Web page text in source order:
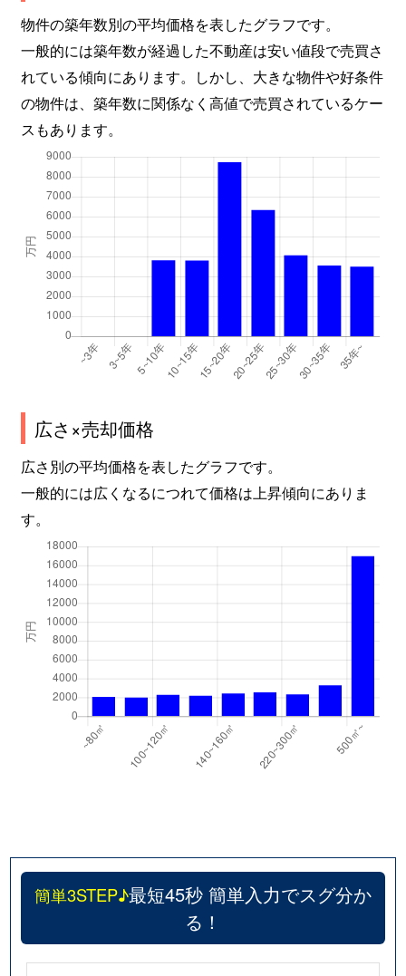
物件の築年数別の平均価格を表したグラフです。
一般的には築年数が経過した不動産は安い値段で売買さ
れている傾向にあります。しかし、大きな物件や好条件
の物件は、築年数に関係なく高値で売買されているケー
スもあります。
広さ×売却価格
広さ別の平均価格を表したグラフです。
一般的には広くなるにつれて価格は上昇傾向にありま
す。
簡単3STEP♪最短45秒 簡単入力でスグ分か
る！